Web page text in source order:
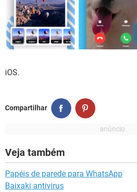
iOS.
Compartilhar
Veja também
Papéis de parede para WhatsApp
Baixaki antivirus